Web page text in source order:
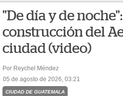
"De día y de
construcción del
ciudad (video)
Por Reychel Méndez
05 de agosto de 2026, 03:21
CIUDAD DE GUATEMALA